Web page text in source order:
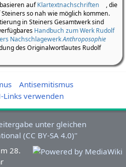
basieren aufKlartextnachschriften
, die
so nah wie möglich kommen.
in Steiners Gesamtwerk sind
Handbuch zum Werk Rudolf
NachschlagewerkAnthroposophie
des Originalwortlautes Rudolf
Antisemitismus
Links verwenden
28.